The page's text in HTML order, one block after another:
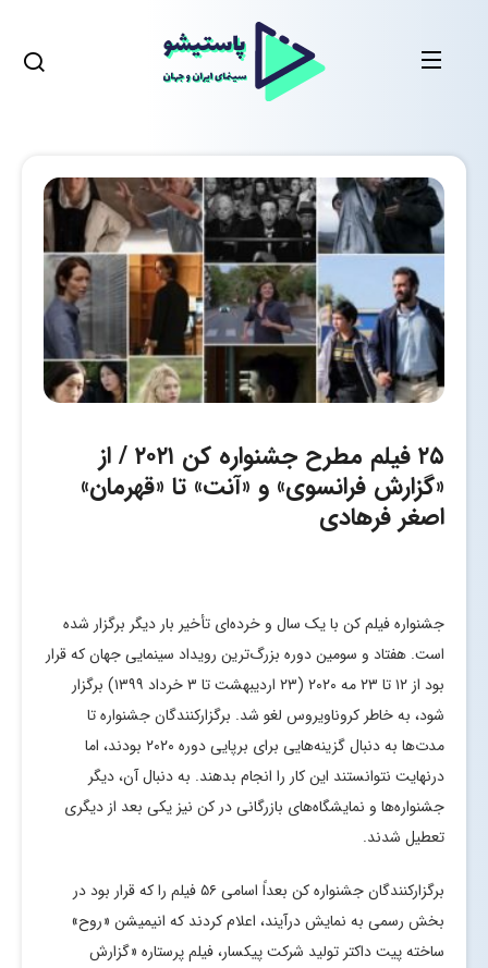
۲۵ فیلم مطرح جشنواره کن ۲۰۲۱ / از
«گزارش فرانسوی» و «آنت» تا «قهرمان»
اصغر فرهادی
جشنواره فیلم کن با یک سال و خرده‌ای تأخیر بار دیگر برگزار شده
است. هفتاد و سومین دوره بزرگ‌ترین رویداد سینمایی جهان که قرار
بود از ۱۲ تا ۲۳ مه ۲۰۲۰ (۲۳ اردیبهشت تا ۳ خرداد ۱۳۹۹) برگزار
شود، به خاطر کروناویروس لغو شد. برگزارکنندگان جشنواره تا
مدت‌ها به دنبال گزینه‌هایی برای برپایی دوره ۲۰۲۰ بودند، اما
درنهایت نتوانستند این کار را انجام بدهند. به دنبال آن، دیگر
جشنواره‌ها و نمایشگاه‌های بازرگانی در کن نیز یکی بعد از دیگری
تعطیل شدند.
برگزارکنندگان جشنواره کن بعداً اسامی ۵۶ فیلم را که قرار بود در
بخش رسمی به نمایش درآیند، اعلام کردند که انیمیشن «روح»
ساخته پیت داکتر تولید شرکت پیکسار، فیلم پرستاره «گزارش